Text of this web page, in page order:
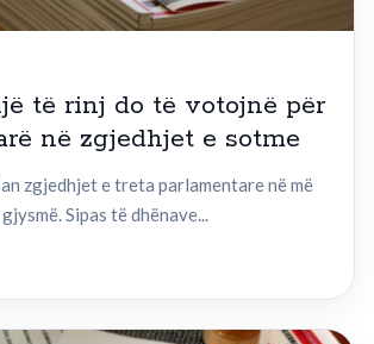
të rinj do të votojnë për
në zgjedhjet e sotme
zgjedhjet e treta parlamentare në më
Sipas të dhënave...